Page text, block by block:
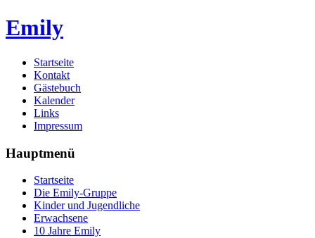
Emily
Startseite
Kontakt
Gästebuch
Kalender
Links
Impressum
Hauptmenü
Startseite
Die Emily-Gruppe
Kinder und Jugendliche
Erwachsene
10 Jahre Emily